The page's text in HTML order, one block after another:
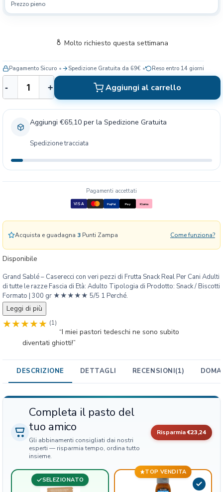
Disponibile
Grand Sablé – Caserecci con veri pezzi di Frutta Snack Real Per Cani Adulti
di tutte le razze Fascia di Età: Adulto Tipologia di Prodotto: Snack / Biscotti
Formato | 300 gr ★★★★★ 5/5 1 Perché.
Leggi di più
(1)
“I miei pastori tedeschi ne sono subito
diventati ghiotti!”
Prezzo pieno
n
i
a
a
t
u
a
c
G
a
n
d
S
a
l
C
s
e
e
c
c
o
- + Aggiungi al carrello
Molto richiesto questa settimana
Pagamento Sicuro Spedizione Gratuita da 69€ Reso entro 14 giorni
Aggiungi €65,10 per la Spedizione Gratuita
Spedizione tracciata
Acquista e guadagna 3 Punti Zampa Come funziona?
Pagamenti accettati
VISA PayPal Pay Klarna
DESCRIZIONE DETTAGLI RECENSIONI(1)
Completa il pasto del
tuo amico
Gli abbinamenti consigliati dai nostri
esperti — risparmia tempo, ordina tutto
insieme.
Risparmia€23,24
SELEZIONATO
TOP VENDITA